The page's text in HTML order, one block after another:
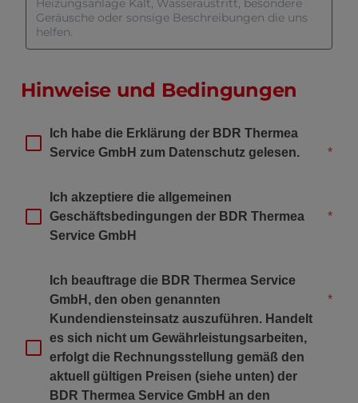
Hinweise und Bedingungen
Ich habe die Erklärung der BDR Thermea
Service GmbH zum Datenschutz gelesen.
*
Ich akzeptiere die allgemeinen
Geschäftsbedingungen der BDR Thermea
Service GmbH
*
Ich beauftrage die BDR Thermea Service
GmbH, den oben genannten
Kundendiensteinsatz auszuführen. Handelt
es sich nicht um Gewährleistungsarbeiten,
erfolgt die Rechnungsstellung gemäß den
aktuell gültigen Preisen (siehe unten) der
BDR Thermea Service GmbH an den
*